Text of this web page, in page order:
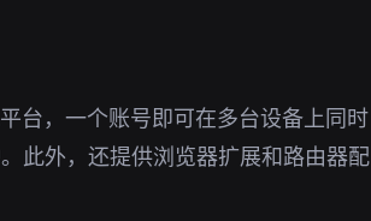
台，一个账号即可在多台设备上同时
此外，还提供浏览器扩展和路由器配